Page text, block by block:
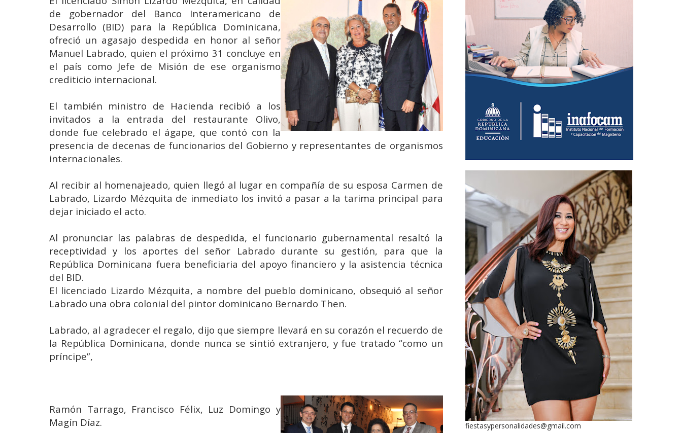
de gobernador del Banco Interamericano de
Desarrollo (BID) para la República Dominicana,
ofreció un agasajo despedida en honor al señor
Manuel Labrado, quien el próximo 31 concluye en
el país como Jefe de Misión de ese organismo
crediticio internacional.
El también ministro de Hacienda recibió a los
invitados a la entrada del restaurante Olivo,
donde fue celebrado el ágape, que contó con la
presencia de decenas de funcionarios del Gobierno y representantes de organismos
internacionales.
Al recibir al homenajeado, quien llegó al lugar en compañía de su esposa Carmen de
Labrado, Lizardo Mézquita de inmediato los invitó a pasar a la tarima principal para
dejar iniciado el acto.
Al pronunciar las palabras de despedida, el funcionario gubernamental resaltó la
receptividad y los aportes del señor Labrado durante su gestión, para que la
República Dominicana fuera beneficiaria del apoyo financiero y la asistencia técnica
del BID.
El licenciado Lizardo Mézquita, a nombre del pueblo dominicano, obsequió al señor
Labrado una obra colonial del pintor dominicano Bernardo Then.
Labrado, al agradecer el regalo, dijo que siempre llevará en su corazón el recuerdo de
la República Dominicana, donde nunca se sintió extranjero, y fue tratado “como un
príncipe”,
Ramón Tarrago, Francisco Félix, Luz Domingo y
Magín Díaz.
fiestasypersonalidades@gmail.com